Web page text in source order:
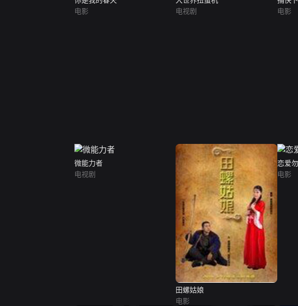
电影
电视剧
电影
微能力者
电视剧
田螺姑娘
电影
恋爱
电影